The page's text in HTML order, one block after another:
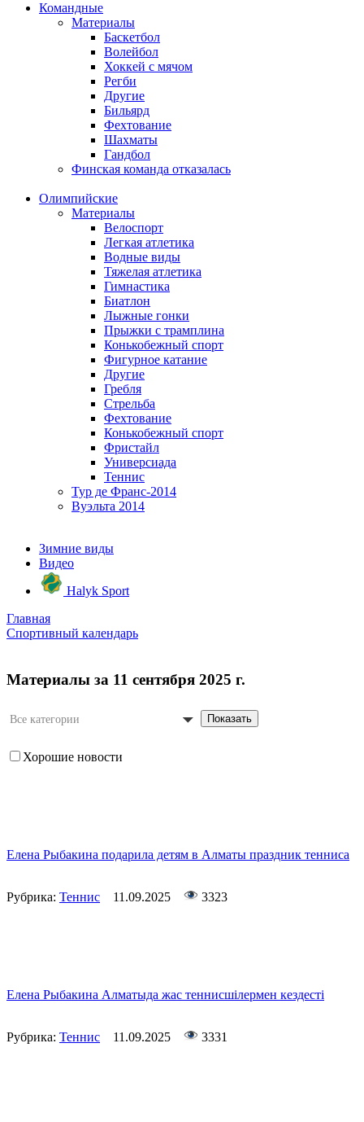
Командные
Материалы
Баскетбол
Волейбол
Хоккей с мячом
Регби
Другие
Бильярд
Фехтование
Шахматы
Гандбол
Финская команда отказалась
Олимпийские
Материалы
Велоспорт
Легкая атлетика
Водные виды
Тяжелая атлетика
Гимнастика
Биатлон
Лыжные гонки
Прыжки с трамплина
Конькобежный спорт
Фигурное катание
Другие
Гребля
Стрельба
Фехтование
Конькобежный спорт
Фристайл
Универсиада
Теннис
Тур де Франс-2014
Вуэльта 2014
Зимние виды
Видео
Halyk Sport
Главная
Спортивный календарь
Материалы за 11 сентября 2025 г.
Все категории Показать
Хорошие новости
Елена Рыбакина подарила детям в Алматы праздник тенниса
Рубрика: Теннис 11.09.2025 3323
Елена Рыбакина Алматыда жас теннисшілермен кездесті
Рубрика: Теннис 11.09.2025 3331